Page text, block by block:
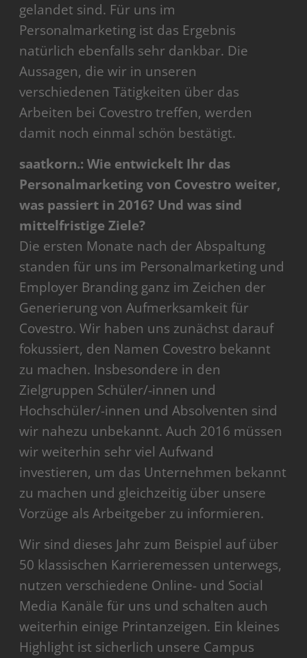
gelandet sind. Für uns im
Personalmarketing ist das Ergebnis
natürlich ebenfalls sehr dankbar. Die
Aussagen, die wir in unseren
verschiedenen Tätigkeiten über das
Arbeiten bei Covestro treffen, werden
damit noch einmal schön bestätigt.
saatkorn.: Wie entwickelt Ihr das
Personalmarketing von Covestro weiter,
was passiert in 2016? Und was sind
mittelfristige Ziele?
Die ersten Monate nach der Abspaltung
standen für uns im Personalmarketing und
Employer Branding ganz im Zeichen der
Generierung von Aufmerksamkeit für
Covestro. Wir haben uns zunächst darauf
fokussiert, den Namen Covestro bekannt
zu machen. Insbesondere in den
Zielgruppen Schüler/-innen und
Hochschüler/-innen und Absolventen sind
wir nahezu unbekannt. Auch 2016 müssen
wir weiterhin sehr viel Aufwand
investieren, um das Unternehmen bekannt
zu machen und gleichzeitig über unsere
Vorzüge als Arbeitgeber zu informieren.
Wir sind dieses Jahr zum Beispiel auf über
50 klassischen Karrieremessen unterwegs,
nutzen verschiedene Online- und Social
Media Kanäle für uns und schalten auch
weiterhin einige Printanzeigen. Ein kleines
Highlight ist sicherlich unsere Campus